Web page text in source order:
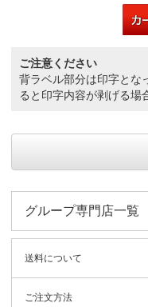
ご注意ください
背ラベル部分は印字とな
ると印字内容が剥げる場
グループ専門店一覧
送料について
ご注文方法